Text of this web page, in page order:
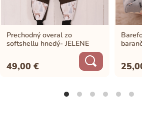
Prechodný overal zo
softshellu hnedý- JELENE
49,00€